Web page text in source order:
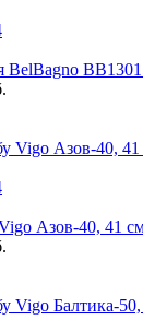
BelBagno
Азов-40, 41